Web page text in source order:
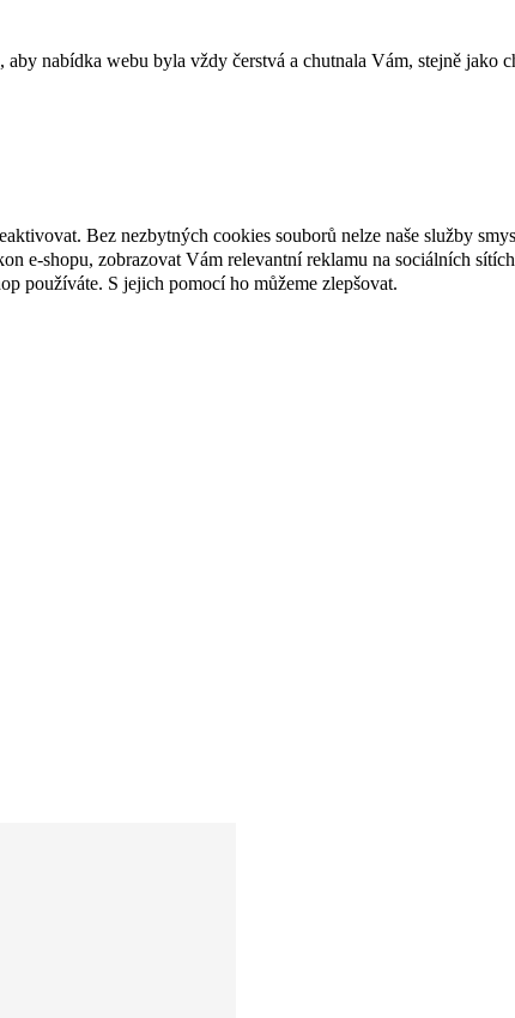
nabídka webu byla vždy čerstvá a chutnala Vám, stejně jako
Bez nezbytných cookies souborů nelze naše služby
e-shopu, zobrazovat Vám relevantní reklamu na sociálních
používáte. S jejich pomocí ho můžeme zlepšovat.